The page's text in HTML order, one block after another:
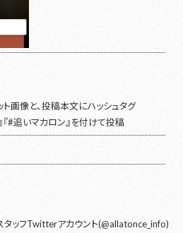
画像と、投稿本文にハッシュタグ
『#追いマカロン』を付けて投稿
ッフTwitterアカウント(@allatonce_info)